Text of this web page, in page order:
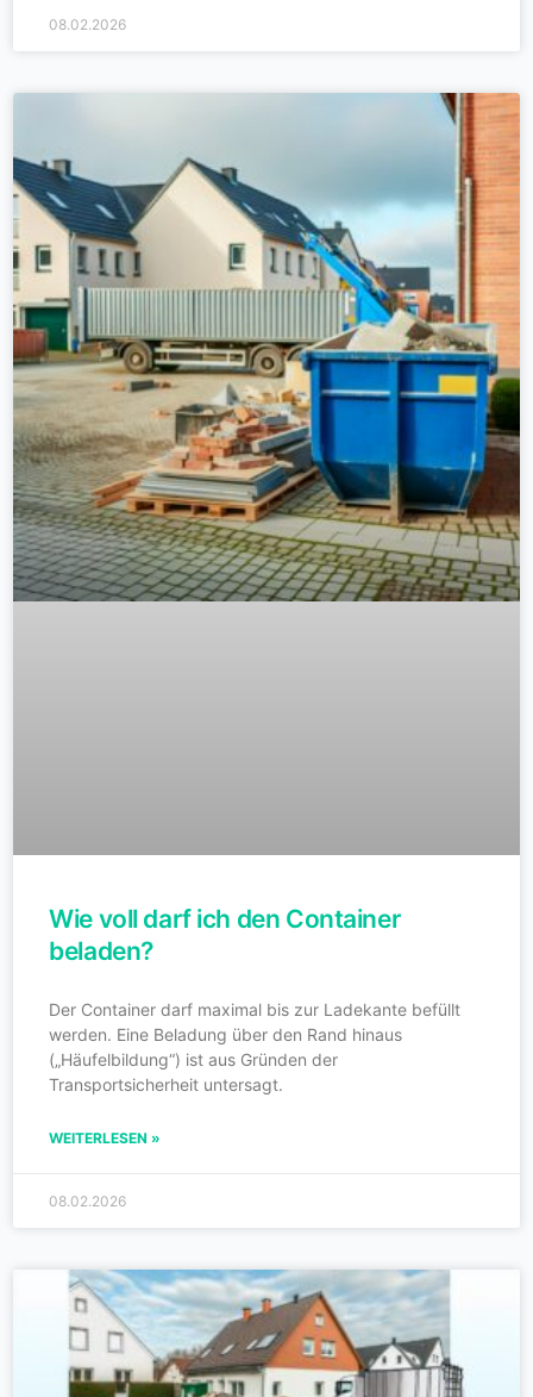
08.02.2026
Wie voll darf ich den Container
beladen?
Der Container darf maximal bis zur Ladekante befüllt
werden. Eine Beladung über den Rand hinaus
(„Häufelbildung“) ist aus Gründen der
Transportsicherheit untersagt.
WEITERLESEN »
08.02.2026